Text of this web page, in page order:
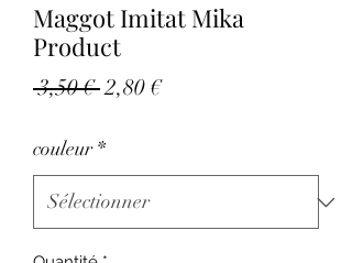
Maggot Imitat Mika
Product
3,50 € Prix
2,80 €Prix
couleur *